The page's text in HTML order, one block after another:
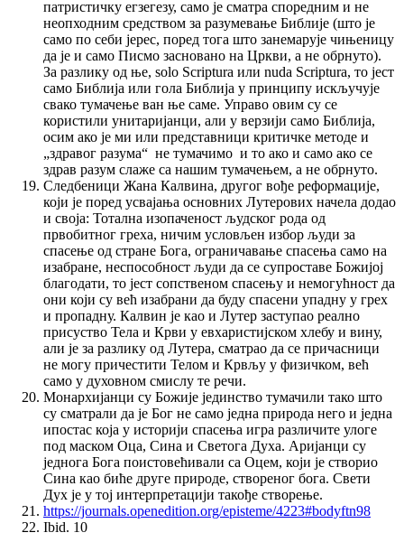
патристичку егзегезу, само је сматра споредним и не
неопходним средством за разумевање Библије (што је
само по себи јерес, поред тога што занемарује чињеницу
да је и само Писмо засновано на Цркви, а не обрнуто).
За разлику од ње, solo Scriptura или nuda Scriptura, то јест
само Библија или гола Библија у принципу искључује
свако тумачење ван ње саме. Управо овим су се
користили унитаријанци, али у верзији само Библија,
осим ако је ми или представници критичке методе и
„здравог разума“ не тумачимо и то ако и само ако се
здрав разум слаже са нашим тумачењем, а не обрнуто.
Следбеници Жана Калвина, другог вође реформације,
који је поред усвајања основних Лутерових начела додао
и своја: Тотална изопаченост људског рода од
првобитног греха, ничим условљен избор људи за
спасење од стране Бога, ограничавање спасења само на
изабране, неспособност људи да се супроставе Божијој
благодати, то јест сопственом спасењу и немогућност да
они који су већ изабрани да буду спасени упадну у грех
и пропадну. Калвин је као и Лутер заступао реално
присуство Тела и Крви у евхаристијском хлебу и вину,
али је за разлику од Лутера, сматрао да се причасници
не могу причестити Телом и Крвљу у физичком, већ
само у духовном смислу те речи.
Монархијанци су Божије јединство тумачили тако што
су сматрали да је Бог не само једна природа него и једна
ипостас која у историји спасења игра различите улоге
под маском Оца, Сина и Светога Духа. Аријанци су
једнога Бога поистовећивали са Оцем, који је створио
Сина као биће друге природе, створеног бога. Свети
Дух је у тој интерпретацији такође створење.
https://journals.openedition.org/episteme/4223#bodyftn98
Ibid. 10